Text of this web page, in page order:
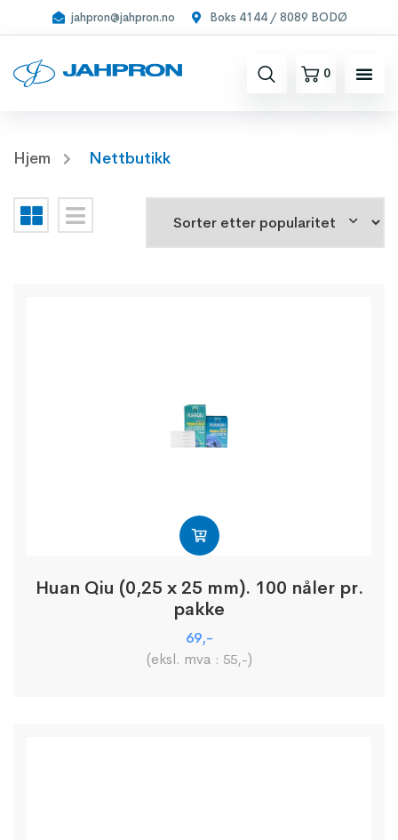
jahpron@jahpron.no Boks 4144 / 8089 BODØ
0
Hjem Nettbutikk
Huan Qiu (0,25 x 25 mm). 100 nåler pr.
pakke
69,-
(eksl. mva : 55,-)